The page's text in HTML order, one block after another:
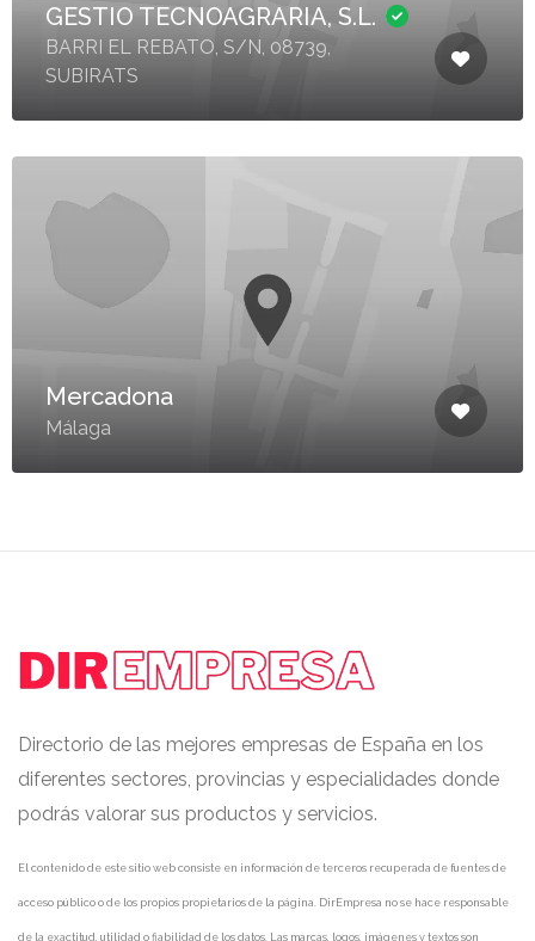
GESTIO TECNOAGRARIA, S.L.
BARRI EL REBATO, S/N, 08739,
SUBIRATS
Mercadona
Málaga
Directorio de las mejores empresas de España en los
diferentes sectores, provincias y especialidades donde
podrás valorar sus productos y servicios.
El contenido de este sitio web consiste en información de terceros recuperada de fuentes de
acceso público o de los propios propietarios de la página. DirEmpresa no se hace responsable
de la exactitud, utilidad o fiabilidad de los datos. Las marcas, logos, imágenes y textos son